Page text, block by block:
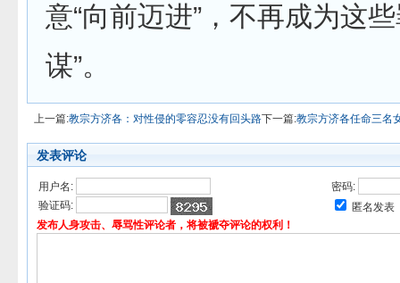
意“向前迈进”，不再成为这
谋”。
上一篇:教宗方济各：对性侵的零容忍没有回头路下一篇:教宗方济各任命三名
发表评论
用户名:
密码:
验证码:
匿名发表
发布人身攻击、辱骂性评论者，将被褫夺评论的权利！